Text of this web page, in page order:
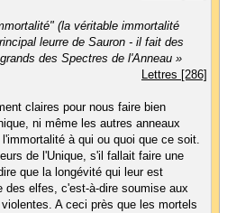
(la véritable immortalité
leurre de Sauron - il fait des
des Spectres de l'Anneau »
Lettres [286]
claires pour nous faire bien
ni même les autres anneaux
à qui ou quoi que ce soit.
de l'Unique, s'il fallait faire une
que la longévité qui leur est
des elfes, c'est-à-dire soumise aux
A ceci près que les mortels